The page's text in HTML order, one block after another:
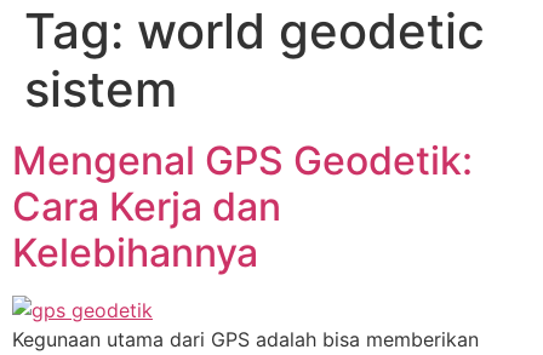
Tag: world geodetic
sistem
Mengenal GPS Geodetik:
Cara Kerja dan
Kelebihannya
Kegunaan utama dari GPS adalah bisa memberikan